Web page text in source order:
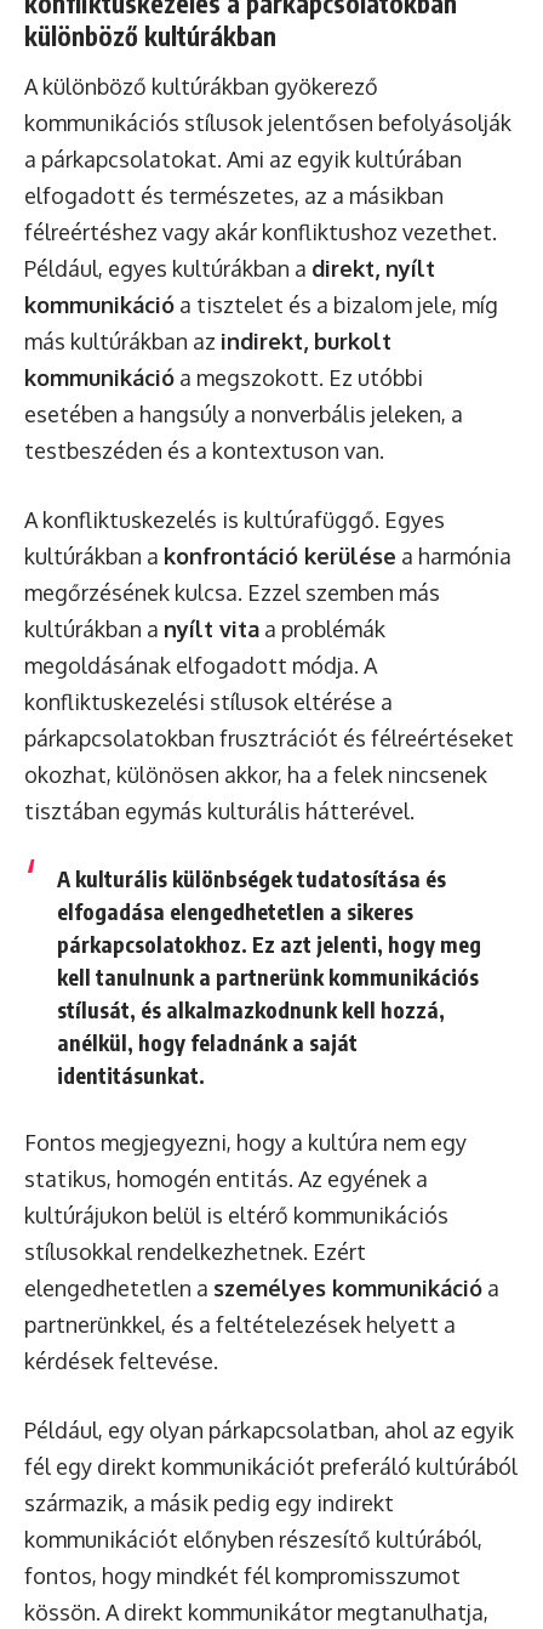
különböző kultúrákban
A különböző kultúrákban gyökerező
kommunikációs stílusok jelentősen befolyásolják
a párkapcsolatokat. Ami az egyik kultúrában
elfogadott és természetes, az a másikban
félreértéshez vagy akár konfliktushoz vezethet.
Például, egyes kultúrákban a direkt, nyílt
kommunikáció a tisztelet és a bizalom jele, míg
más kultúrákban az indirekt, burkolt
kommunikáció a megszokott. Ez utóbbi
esetében a hangsúly a nonverbális jeleken, a
testbeszéden és a kontextuson van.
A konfliktuskezelés is kultúrafüggő. Egyes
kultúrákban a konfrontáció kerülése a harmónia
megőrzésének kulcsa. Ezzel szemben más
kultúrákban a nyílt vita a problémák
megoldásának elfogadott módja. A
konfliktuskezelési stílusok eltérése a
párkapcsolatokban frusztrációt és félreértéseket
okozhat, különösen akkor, ha a felek nincsenek
tisztában egymás kulturális hátterével.
A kulturális különbségek tudatosítása és
elfogadása elengedhetetlen a sikeres
párkapcsolatokhoz. Ez azt jelenti, hogy meg
kell tanulnunk a partnerünk kommunikációs
stílusát, és alkalmazkodnunk kell hozzá,
anélkül, hogy feladnánk a saját
identitásunkat.
Fontos megjegyezni, hogy a kultúra nem egy
statikus, homogén entitás. Az egyének a
kultúrájukon belül is eltérő kommunikációs
stílusokkal rendelkezhetnek. Ezért
elengedhetetlen a személyes kommunikáció a
partnerünkkel, és a feltételezések helyett a
kérdések feltevése.
Például, egy olyan párkapcsolatban, ahol az egyik
fél egy direkt kommunikációt preferáló kultúrából
származik, a másik pedig egy indirekt
kommunikációt előnyben részesítő kultúrából,
fontos, hogy mindkét fél kompromisszumot
kössön. A direkt kommunikátor megtanulhatja,